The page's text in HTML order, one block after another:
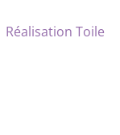
Réalisation Toile